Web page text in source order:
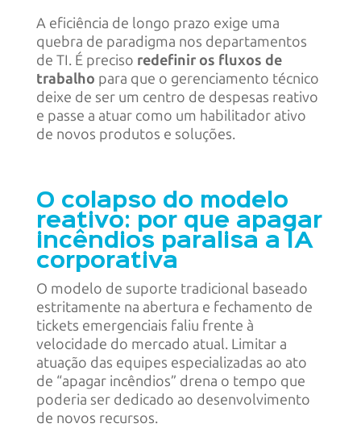
A eficiência de longo prazo exige uma
quebra de paradigma nos departamentos
de TI. É preciso redefinir os fluxos de
trabalho para que o gerenciamento técnico
deixe de ser um centro de despesas reativo
e passe a atuar como um habilitador ativo
de novos produtos e soluções.
O colapso do modelo
reativo: por que apagar
incêndios paralisa a IA
corporativa
O modelo de suporte tradicional baseado
estritamente na abertura e fechamento de
tickets emergenciais faliu frente à
velocidade do mercado atual. Limitar a
atuação das equipes especializadas ao ato
de “apagar incêndios” drena o tempo que
poderia ser dedicado ao desenvolvimento
de novos recursos.